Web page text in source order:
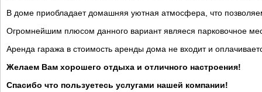
В доме приобладает домашняя уютная атмосфера, что
Огромнейшим плюсом данного вариант являеся парковочное
Аренда гаража в стоимость аренды дома не входит и
Желаем Вам хорошего отдыха и отличного настроения!
Спасибо что пользуетесь услугами нашей компании!